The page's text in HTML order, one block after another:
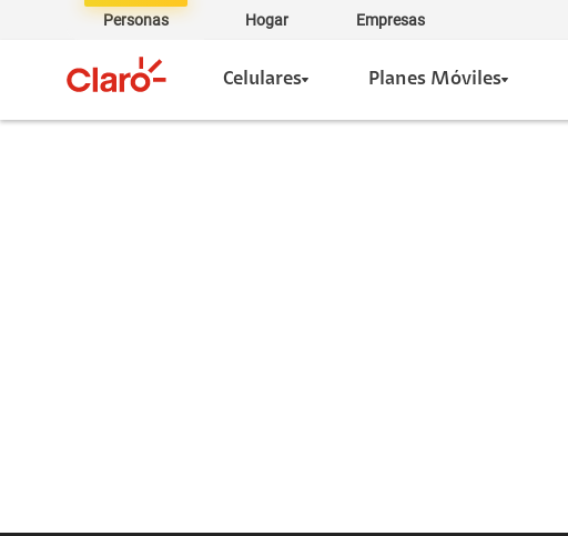
Personas Hogar Empresas
Celulares Planes Móviles